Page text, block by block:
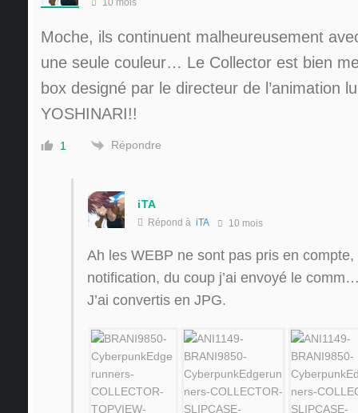
Moche, ils continuent malheureusement
une seule couleur… Le Collector est bien
box designé par le directeur de l’animation
YOSHINARI!!
1 Répondre
iTA
Répond à iTA 10 mois
Ah les WEBP ne sont pas pris en
notification, du coup j’ai envoyé le
J’ai convertis en JPG.